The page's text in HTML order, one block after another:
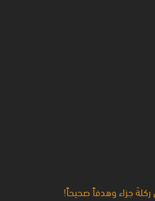
جزاء وهدفاً صحيحاً!